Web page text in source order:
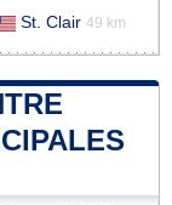
St. Clair 49 km